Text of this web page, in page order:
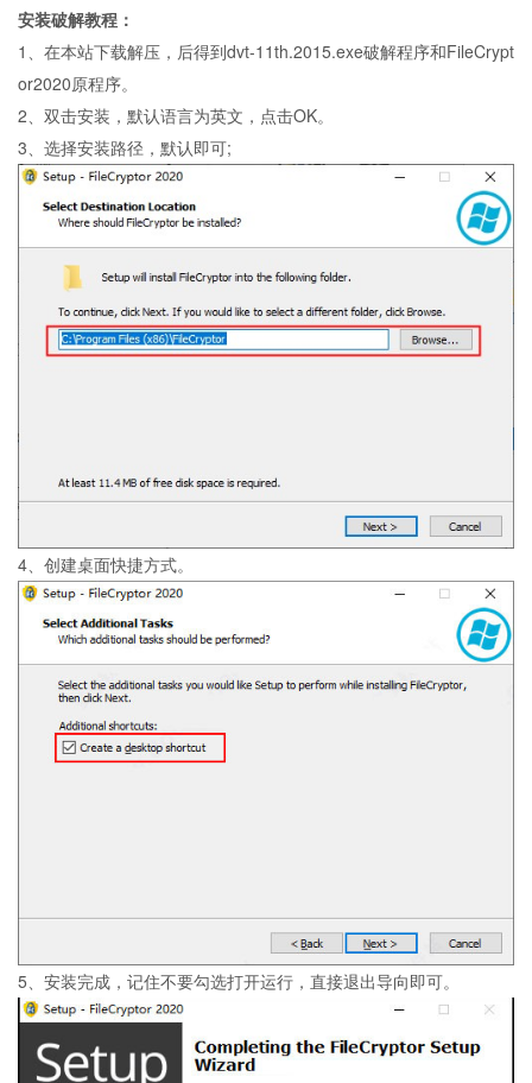
安装破解教程：
1、在本站下载解压，后得到dvt-11th.2015.exe破解程序和FileCrypt
or2020原程序。
2、双击安装，默认语言为英文，点击OK。
3、选择安装路径，默认即可;
4、创建桌面快捷方式。
5、安装完成，记住不要勾选打开运行，直接退出导向即可。